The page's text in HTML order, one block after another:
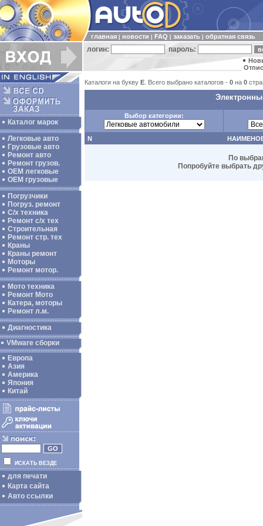
главная новости FAQ заказать обратная связь
логин: пароль:
Каталог марок
Легковые авто
Грузовые авто
Ремонт авто
Ремонт грузов.
ОЕМ легковые
OEM грузовые
Погрузчики
Погруз. ремонт
С/х техника
Ремонт с/х тех
Строительная
Ремонт стр. тех
Краны
Краны ремонт
Моторы
Ремонт мотор.
Мото техника
Ремонт Мото
Катера, моторы
Ремонт л.м.
Диагностика
VMware сборки
Европа
Азия
Америка
Япония
Китай
ИСКАТЬ ВЕЗДЕ
для печати
Карта сайта
Авто ссылки
Каталоги на букву E . Всего выбрано каталогов - 0 на 0
Выбор категории:
N
По
Попробуйте выбрать